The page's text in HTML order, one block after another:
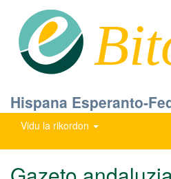
Hispana Esperanto-
Vidu la rikordon